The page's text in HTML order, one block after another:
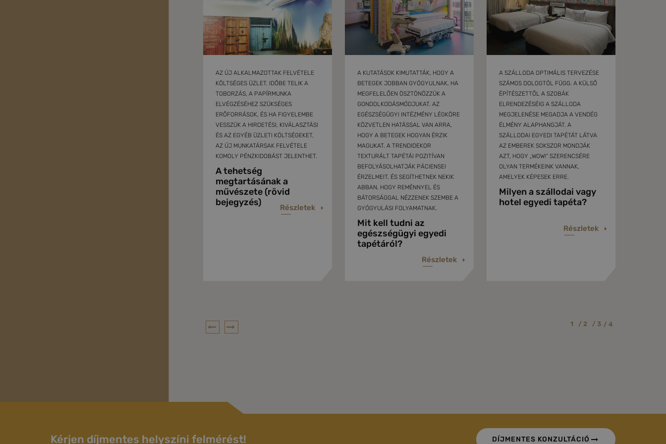
AZ ÚJ ALKALMAZOTTAK FELVÉTELE
KÖLTSÉGES ÜZLET. IDŐBE TELIK A
TOBORZÁS, A PAPÍRMUNKA
ELVÉGZÉSÉHEZ SZÜKSÉGES
ERŐFORRÁSOK, ÉS HA FIGYELEMBE
VESSZÜK A HIRDETÉSI, KIVÁLASZTÁSI
ÉS AZ EGYÉB ÜZLETI KÖLTSÉGEKET,
AZ ÚJ MUNKATÁRSAK FELVÉTELE
KOMOLY PÉNZKIDOBÁST JELENTHET.
A tehetség
megtartásának a
művészete (rövid
bejegyzés)
Részletek
A KUTATÁSOK KIMUTATTÁK, HOGY A
BETEGEK JOBBAN GYÓGYULNAK, HA
MEGFELELŐEN ÖSZTÖNÖZZÜK A
GONDOLKODÁSMÓDJUKAT. AZ
EGÉSZSÉGÜGYI INTÉZMÉNY LÉGKÖRE
KÖZVETLEN HATÁSSAL VAN ARRA,
HOGY A BETEGEK HOGYAN ÉRZIK
MAGUKAT. A TRENDIDEKOR
TEXTURÁLT TAPÉTÁI POZITÍVAN
BEFOLYÁSOLHATJÁK PÁCIENSEI
ÉRZELMEIT, ÉS SEGÍTHETNEK NEKIK
ABBAN, HOGY REMÉNNYEL ÉS
BÁTORSÁGGAL NÉZZENEK SZEMBE A
GYÓGYULÁSI FOLYAMATNAK.
Mit kell tudni az
egészségügyi egyedi
tapétáról?
Részletek
A SZÁLLODA OPTIMÁLIS TERVEZÉSE
SZÁMOS DOLOGTÓL FÜGG. A KÜLSŐ
ÉPÍTÉSZETTŐL A SZOBÁK
ELRENDEZÉSÉIG A SZÁLLODA
MEGJELENÉSE MEGADJA A VENDÉG
ÉLMÉNY ALAPHANGJÁT. A
SZÁLLODAI EGYEDI TAPÉTÁT LÁTVA
AZ EMBEREK SOKSZOR MONDJÁK
AZT, HOGY „WOW!” SZERENCSÉRE
OLYAN TERMÉKEINK VANNAK,
AMELYEK KÉPESEK ERRE.
Milyen a szállodai vagy
hotel egyedi tapéta?
Részletek
1 / 2 / 3 / 4
Kérjen díjmentes helyszíni felmérést! DÍJMENTES KONZULTÁCIÓ